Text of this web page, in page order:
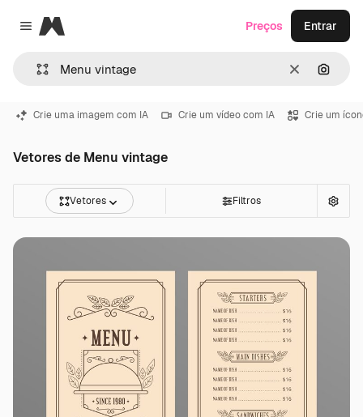
Close menu
Magnific
Limpar
Preços Entrar
Crie uma imagem com IA Crie um vídeo com IA Crie um
Vetores de Menu vintage
Vetores Filtros